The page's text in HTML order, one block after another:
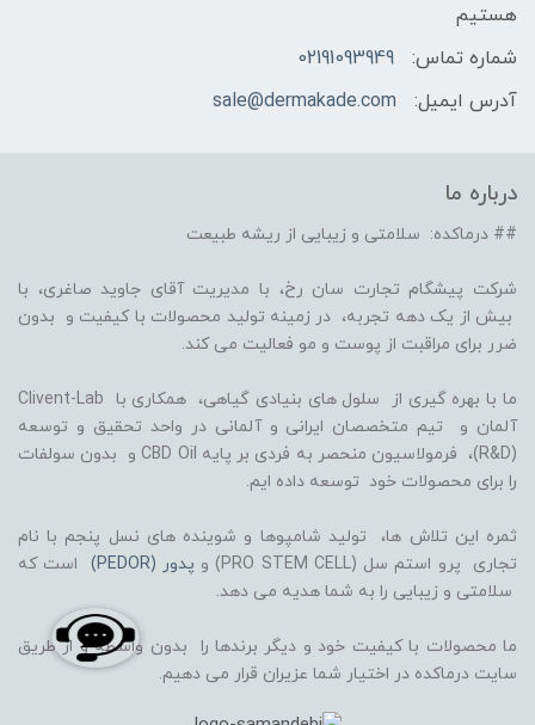
هستیم
شماره تماس:
02191093949
آدرس ایمیل:
sale@dermakade.com
درباره ما
## درماکده: سلامتی و زیبایی از ریشه طبیعت
شرکت پیشگام تجارت سان رخ، با مدیریت آقای جاوید صاغری، با
بیش از یک دهه تجربه، در زمینه تولید محصولات با کیفیت و بدون
ضرر برای مراقبت از پوست و مو فعالیت می کند.
ما با بهره گیری از سلول های بنیادی گیاهی، همکاری با Clivent-Lab
آلمان و تیم متخصصان ایرانی و آلمانی در واحد تحقیق و توسعه
(R&D)، فرمولاسیون منحصر به فردی بر پایه CBD Oil و بدون سولفات
را برای محصولات خود توسعه داده ایم.
ثمره این تلاش ها، تولید شامپوها و شوینده های نسل پنجم با نام
تجاری پرو استم سل (PRO STEM CELL) و
پدور (PEDOR)
است که
سلامتی و زیبایی را به شما هدیه می دهد.
ما محصولات با کیفیت خود و دیگر برندها را بدون واسطه و از طریق
سایت درماکده در اختیار شما عزیران قرار می دهیم.